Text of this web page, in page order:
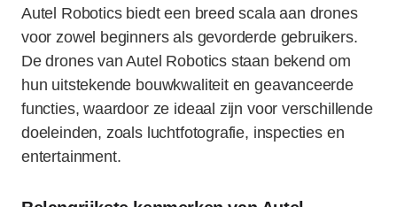
Autel Robotics biedt een breed scala aan drones
voor zowel beginners als gevorderde gebruikers.
De drones van Autel Robotics staan bekend om
hun uitstekende bouwkwaliteit en geavanceerde
functies, waardoor ze ideaal zijn voor verschillende
doeleinden, zoals luchtfotografie, inspecties en
entertainment.